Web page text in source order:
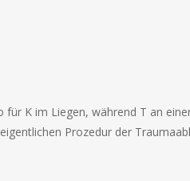
K im Liegen, während T an
Prozedur der